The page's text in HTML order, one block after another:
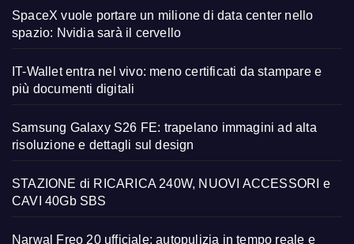
SpaceX vuole portare un milione di data center nello
spazio: Nvidia sarà il cervello
IT-Wallet entra nel vivo: meno certificati da stampare e
più documenti digitali
Samsung Galaxy S26 FE: trapelano immagini ad alta
risoluzione e dettagli sul design
STAZIONE di RICARICA 240W, NUOVI ACCESSORI e
CAVI 40Gb SBS
Narwal Freo 20 ufficiale: autopulizia in tempo reale e